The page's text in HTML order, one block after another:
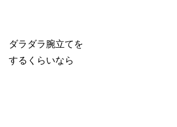
ダラダラ腕立てを
するくらいなら